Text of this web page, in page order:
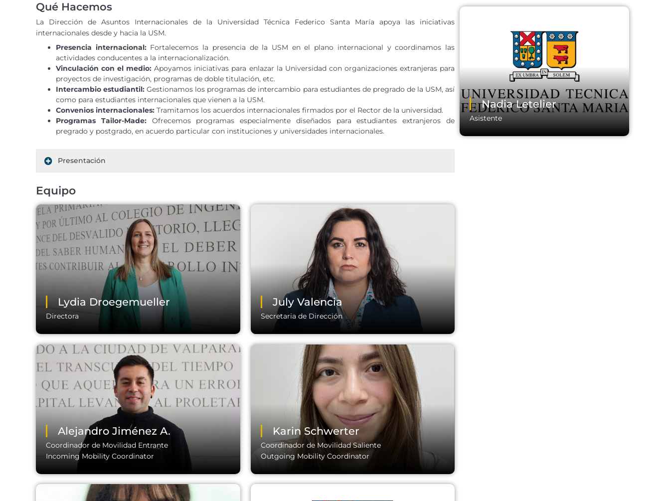
Qué Hacemos
La Dirección de Asuntos Internacionales de la Universidad Técnica Federico Santa María apoya las iniciativas
internacionales desde y hacia la USM.
Presencia internacional: Fortalecemos la presencia de la USM en el plano internacional y coordinamos las
actividades conducentes a la internacionalización.
Vinculación con el medio:Apoyamos iniciativas para enlazar la Universidad con organizaciones extranjeras para
proyectos de investigación, programas de doble titulación, etc.
Intercambio estudiantil:Gestionamos los programas de intercambio para estudiantes de pregrado de la USM, así
como para estudiantes internacionales que vienen a la USM.
Convenios internacionales: Tramitamos los acuerdos internacionales firmados por el Rector de la universidad.
Programas Tailor-Made: Ofrecemos programas especialmente diseñados para estudiantes extranjeros de
pregrado y postgrado, en acuerdo particular con instituciones y universidades internacionales.
Presentación
Equipo
Lydia Droegemueller
Directora
Fono:
July Valencia
Secretaria de Dirección
Alejandro Jiménez A.
Coordinador de Movilidad Entrante
Incoming Mobility Coordinator
Karin Schwerter
Coordinador de Movilidad Saliente
Outgoing Mobility Coordinator
Nadia Letelier
Asistente